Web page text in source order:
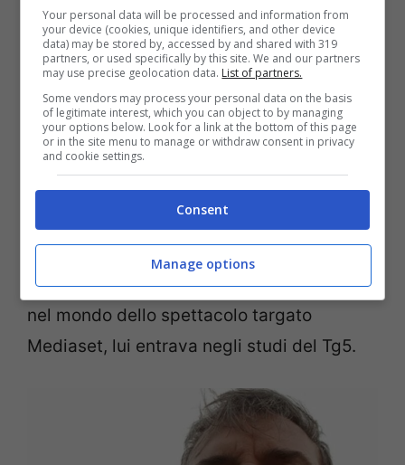
Veramente poco si sa della sua vita
privata. Sono però i risultati raggiunti nella
sua carriera a parlare per lui. Giuseppe De
Filippi ha iniziato la professione
giornalistica poco più che ventenne,
intraprendendo una scalata che di fatto lo
ha portato ai vertici del mondo
dell’informazione italiano. Nel 1992,
mentre sua sorella iniziava ad affacciarsi
nel mondo dello spettacolo targato
Mediaset, lui entrava negli studi del Tg5.
Your personal data will be processed and information from
your device (cookies, unique identifiers, and other device
data) may be stored by, accessed by and shared with 319
partners, or used specifically by this site. We and our partners
may use precise geolocation data. List of partners.
Some vendors may process your personal data on the basis
of legitimate interest, which you can object to by managing
your options below. Look for a link at the bottom of this page
or in the site menu to manage or withdraw consent in privacy
and cookie settings.
Consent
Manage options